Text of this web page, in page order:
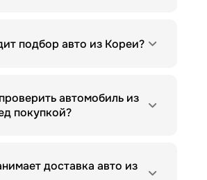
подбор авто из Кореи?
автомобиль из
покупкой?
доставка авто из